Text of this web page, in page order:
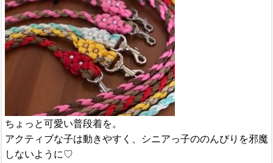
ちょっと可愛い普段着を。
アクティブな子は動きやすく、シニアっ子ののんびりを邪魔
しないように♡